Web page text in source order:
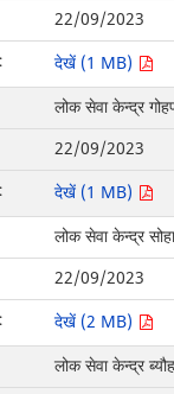
22/09/2023
देखें (1 MB)
लोक सेवा केन्द्र
22/09/2023
देखें (1 MB)
लोक सेवा केन्द्र
22/09/2023
देखें (2 MB)
लोक सेवा केन्द्र